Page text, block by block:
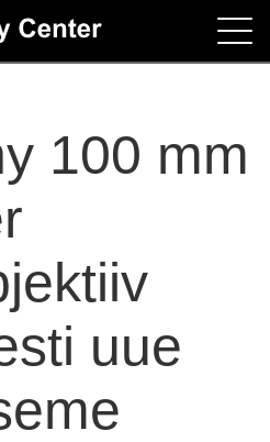
100 mm
uue